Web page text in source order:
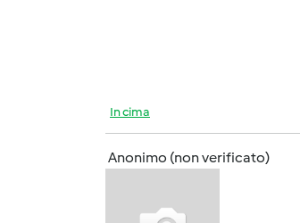
In cima
Anonimo (non verificato)